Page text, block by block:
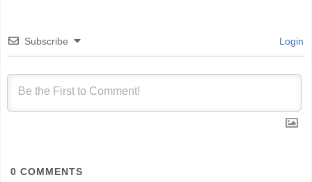
Subscribe Login
0 COMMENTS